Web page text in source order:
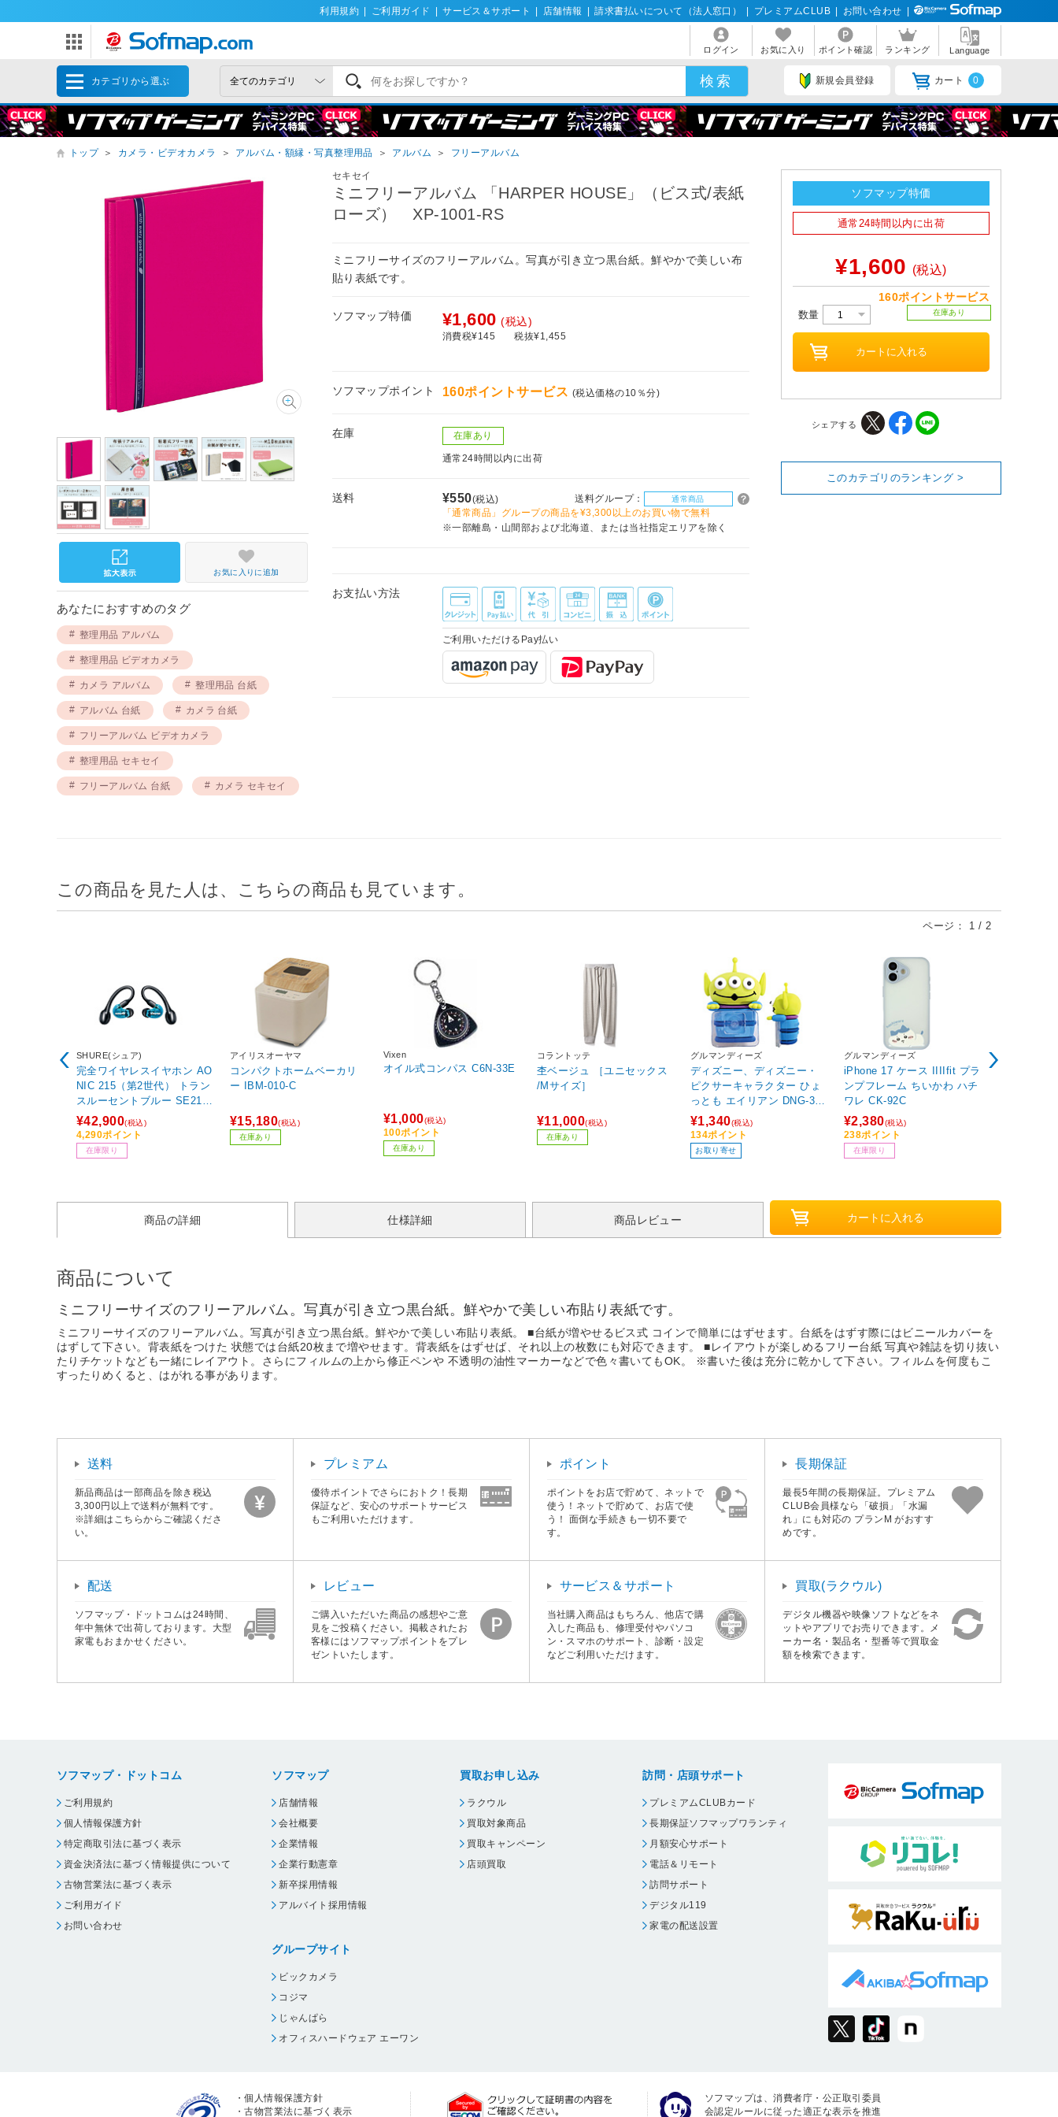
利用規約 ご利用ガイド サービス＆サポート 店舗情報 請求書払いについて（法人窓口） プレミアムCLUB お問い合わせ
ログイン お気に入り ポイント確認 ランキング Language
カテゴリから選ぶ 新規会員登録 カート 0
トップ ＞ カメラ・ビデオカメラ ＞ アルバム・額縁・写真整理用品 ＞ アルバム ＞ フリーアルバム
セキセイ
ミニフリーアルバム 「HARPER HOUSE」（ビス式/表紙
ローズ） XP-1001-RS
ミニフリーサイズのフリーアルバム。写真が引き立つ黒台紙。鮮やかで美しい布
貼り表紙です。
ソフマップ特価 ¥1,600 (税込)
消費税¥145 税抜¥1,455
ソフマップポイント 160ポイントサービス (税込価格の10％分)
在庫 在庫あり
通常24時間以内に出荷
送料 ¥550(税込) 送料グループ： 通常商品
「通常商品」グループの商品を¥3,300以上のお買い物で無料
※一部離島・山間部および北海道、または当社指定エリアを除く
お支払い方法
ご利用いただけるPay払い
お気に入りに追加
あなたにおすすめのタグ
整理用品 アルバム
整理用品 ビデオカメラ
カメラ アルバム 整理用品 台紙
アルバム 台紙 カメラ 台紙
フリーアルバム ビデオカメラ
整理用品 セキセイ
フリーアルバム 台紙 カメラ セキセイ
ソフマップ特価
通常24時間以内に出荷
¥1,600 (税込)
160ポイントサービス
数量 在庫あり
シェアする
このカテゴリのランキング >
この商品を見た人は、こちらの商品も見ています。
ページ： 1 / 2
SHURE(シュア)
完全ワイヤレスイヤホン AO
NIC 215（第2世代） トラン
スルーセントブルー SE21D
YBL+TW2-A ［ワイヤレス
(左右分離) /Bluetooth対応］
¥42,900(税込)
4,290ポイント
在庫限り
アイリスオーヤマ
コンパクトホームベーカリ
ー IBM-010-C
¥15,180(税込)
在庫あり
Vixen
オイル式コンパス C6N-33E
¥1,000(税込)
100ポイント
在庫あり
コラントッテ
杢ベージュ ［ユニセックス
/Mサイズ］
¥11,000(税込)
在庫あり
グルマンディーズ
ディズニー、ディズニー・
ピクサーキャラクター ひょ
っとも エイリアン DNG-311
AL
¥1,340(税込)
134ポイント
お取り寄せ
グルマンディーズ
iPhone 17 ケース IIIIfit プラ
ンプフレーム ちいかわ ハチ
ワレ CK-92C
¥2,380(税込)
238ポイント
在庫限り
商品の詳細 仕様詳細 商品レビュー
商品について
ミニフリーサイズのフリーアルバム。写真が引き立つ黒台紙。鮮やかで美しい布貼り表紙です。
ミニフリーサイズのフリーアルバム。写真が引き立つ黒台紙。鮮やかで美しい布貼り表紙。 ■台紙が増やせるビス式 コインで簡単にはずせます。台紙をはずす際にはビニールカバーを
はずして下さい。背表紙をつけた 状態では台紙20枚まで増やせます。背表紙をはずせば、それ以上の枚数にも対応できます。 ■レイアウトが楽しめるフリー台紙 写真や雑誌を切り抜い
たりチケットなども一緒にレイアウト。さらにフィルムの上から修正ペンや 不透明の油性マーカーなどで色々書いてもOK。 ※書いた後は充分に乾かして下さい。フィルムを何度もこ
すったりめくると、はがれる事があります。
送料
新品商品は一部商品を除き税込
3,300円以上で送料が無料です。
※詳細はこちらからご確認くださ
い。
プレミアム
優待ポイントでさらにおトク！長期
保証など、安心のサポートサービス
もご利用いただけます。
ポイント
ポイントをお店で貯めて、ネットで
使う！ネットで貯めて、お店で使
う！ 面倒な手続きも一切不要で
す。
長期保証
最長5年間の長期保証。プレミアム
CLUB会員様なら「破損」「水漏
れ」にも対応の プランM がおすす
めです。
配送
ソフマップ・ドットコムは24時間、
年中無休で出荷しております。大型
家電もおまかせください。
レビュー
ご購入いただいた商品の感想やご意
見をご投稿ください。掲載されたお
客様にはソフマップポイントをプレ
ゼントいたします。
サービス＆サポート
当社購入商品はもちろん、他店で購
入した商品も、修理受付やパソコ
ン・スマホのサポート、診断・設定
などご利用いただけます。
買取(ラクウル)
デジタル機器や映像ソフトなどをネ
ットやアプリでお売りできます。メ
ーカー名・製品名・型番等で買取金
額を検索できます。
ソフマップ・ドットコム
ご利用規約
個人情報保護方針
特定商取引法に基づく表示
資金決済法に基づく情報提供について
古物営業法に基づく表示
ご利用ガイド
お問い合わせ
ソフマップ
店舗情報
会社概要
企業情報
企業行動憲章
新卒採用情報
アルバイト採用情報
グループサイト
ビックカメラ
コジマ
じゃんぱら
オフィスハードウェア エーワン
買取お申し込み
ラクウル
買取対象商品
買取キャンペーン
店頭買取
訪問・店頭サポート
プレミアムCLUBカード
長期保証ソフマップワランティ
月額安心サポート
電話＆リモート
訪問サポート
デジタル119
家電の配送設置
・個人情報保護方針
・古物営業法に基づく表示
ソフマップは、消費者庁・公正取引委員
会認定ルールに従った適正な表示を推進